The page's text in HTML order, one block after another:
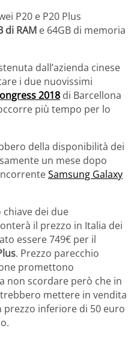
P20 e P20 Plus
di RAM e 64GB di memoria
dall’azienda cinese
i due nuovissimi
2018 di Barcellona
più tempo per lo
della disponibilità dei
un mese dopo
Samsung Galaxy
dei due
il prezzo in Italia dei
essere 749€ per il
. Prezzo parecchio
promettono
non scordare però che in
mettere in vendita
prezzo inferiore di 50 euro